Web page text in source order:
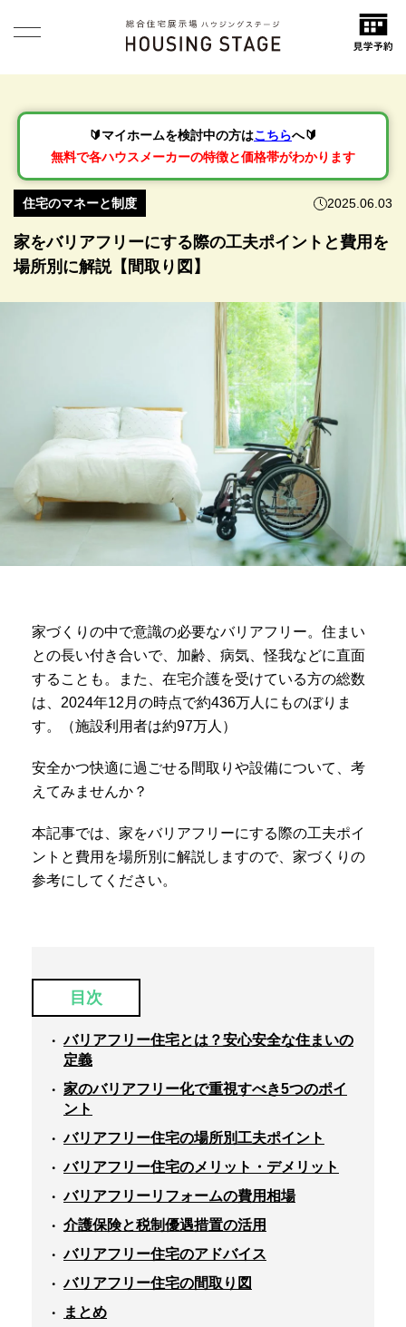
🔰マイホームを検討中の方はこちらへ🔰
無料で各ハウスメーカーの特徴と価格帯がわかります
住宅のマネーと制度 2025.06.03
家をバリアフリーにする際の工夫ポイントと費用を
場所別に解説【間取り図】
家づくりの中で意識の必要なバリアフリー。住まい
との長い付き合いで、加齢、病気、怪我などに直面
することも。また、在宅介護を受けている方の総数
は、2024年12月の時点で約436万人にものぼりま
す。（施設利用者は約97万人）
安全かつ快適に過ごせる間取りや設備について、考
えてみませんか？
本記事では、家をバリアフリーにする際の工夫ポイ
ントと費用を場所別に解説しますので、家づくりの
参考にしてください。
目次
バリアフリー住宅とは？安心安全な住まいの
定義
家のバリアフリー化で重視すべき5つのポイ
ント
バリアフリー住宅の場所別工夫ポイント
バリアフリー住宅のメリット・デメリット
バリアフリーリフォームの費用相場
介護保険と税制優遇措置の活用
バリアフリー住宅のアドバイス
バリアフリー住宅の間取り図
まとめ